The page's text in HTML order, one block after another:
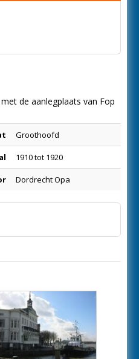
de aanlegplaats van Fop
Groothoofd
1910 tot 1920
Dordrecht Opa